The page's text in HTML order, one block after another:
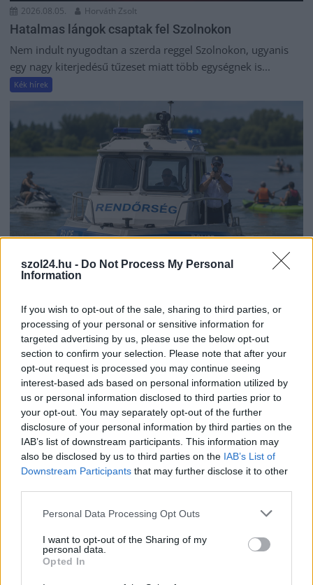
szol24.hu - Do Not Process My Personal
Information
If you wish to opt-out of the sale, sharing to third parties, or
processing of your personal or sensitive information for
targeted advertising by us, please use the below opt-out
section to confirm your selection. Please note that after your
opt-out request is processed you may continue seeing
interest-based ads based on personal information utilized by
us or personal information disclosed to third parties prior to
your opt-out. You may separately opt-out of the further
disclosure of your personal information by third parties on the
IAB’s list of downstream participants. This information may
also be disclosed by us to third parties on the IAB’s List of
Downstream Participants that may further disclose it to other
Please note that this website/app uses one or more Google
not limited to your visit or usage behaviour. You may click to
grant or deny consent to Google and its third-party tags to
use your data for below specified purposes in below Google
Personal Data Processing Opt Outs
I want to opt-out of the Sharing of my
personal data.
Opted In
2026.08.05. Horváth Zsolt
Hatalmas lángok csaptak fel Szolnokon
Nem indult nyugodtan a szerda reggel Szolnokon, ugyanis
egy nagy kiterjedésű tűzeset miatt több egységnek is...
Kék hírek
2026.08.05. Horváth Zsolt
Vízitraffipax a Tisza-tavon: mostantól senki sem
úszhatja meg a száguldozást
Sokáig úgy tűnt, a Tisza-tavon mindenki úgy közlekedik,
ahogy akar. A nyári szezonban azonban betelt a...